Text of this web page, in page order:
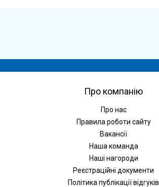
Про компанію
Про нас
Правила роботи сайту
Вакансії
Наша команда
Наші нагороди
Реєстраційні документи
Політика публікації відгуків